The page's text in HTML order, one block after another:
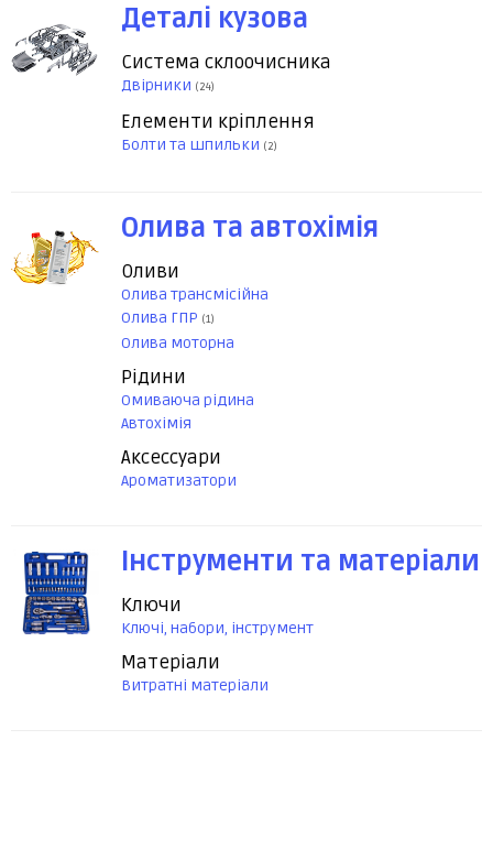
Деталі кузова
Система склоочисника
Двірники (24)
Елементи кріплення
Болти та шпильки (2)
Олива та автохімія
Оливи
Олива трансмісійна
Олива ГПР (1)
Олива моторна
Рідини
Омиваюча рідина
Автохімія
Аксессуари
Ароматизатори
Інструменти та матеріали
Ключи
Ключі, набори, інструмент
Матеріали
Витратні матеріали